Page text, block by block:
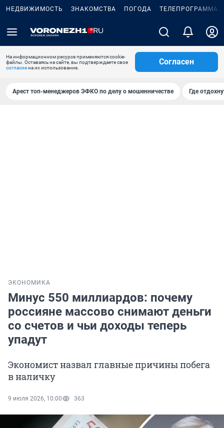
НЕДВИЖИМОСТЬ ЗНАКОМСТВА ПОГОДА ТЕЛЕПРОГРАММА
На информационном ресурсе применяются cookie-
файлы. Оставаясь на сайте, вы подтверждаете свое
согласиена их использование.
Согласен
Арест топ-менеджеров ЭФКО по делу о мошенничестве Где
ЭКОНОМИКА
Минус 550 миллиардов: почему
россияне массово снимают деньги
со счетов и чьи доходы теперь
упадут
Экономист назвал главные причины побега
в наличку
9 июля 2026, 10:00 363